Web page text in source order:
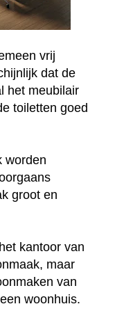
vrij
dat de
het meubilair
toiletten goed
worden
groot en
kantoor van
maar
van
woonhuis.